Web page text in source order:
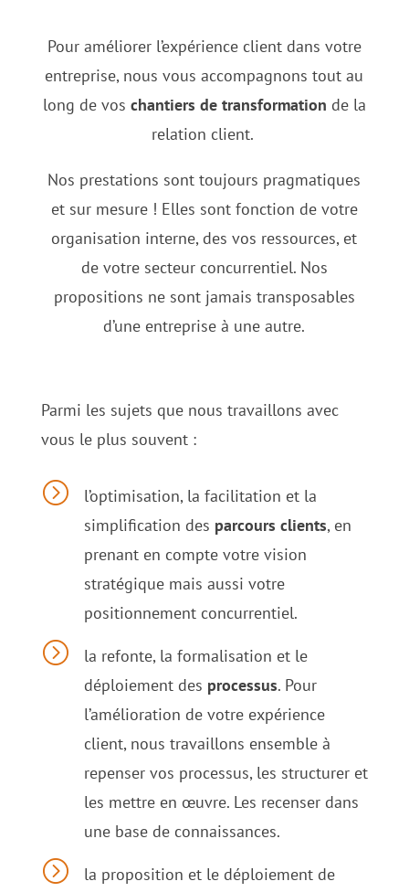
Pour améliorer l’expérience client dans votre
entreprise, nous vous accompagnons tout au
long de vos chantiers de transformation de la
relation client.
Nos prestations sont toujours pragmatiques
et sur mesure ! Elles sont fonction de votre
organisation interne, des vos ressources, et
de votre secteur concurrentiel. Nos
propositions ne sont jamais transposables
d’une entreprise à une autre.
Parmi les sujets que nous travaillons avec
vous le plus souvent :
=
l’optimisation, la facilitation et la
simplification des parcours clients, en
prenant en compte votre vision
stratégique mais aussi votre
positionnement concurrentiel.
=
la refonte, la formalisation et le
déploiement des processus. Pour
l’amélioration de votre expérience
client, nous travaillons ensemble à
repenser vos processus, les structurer et
les mettre en œuvre. Les recenser dans
une base de connaissances.
=
la proposition et le déploiement de